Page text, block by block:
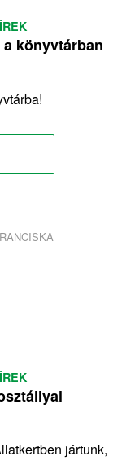
könyvtárban
jártunk,